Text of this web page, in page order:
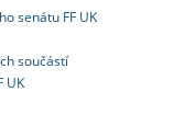
senátu FF UK
součástí
UK